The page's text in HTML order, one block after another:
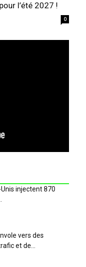
l’été 2027 !
0
injectent 870
vers des
et de...